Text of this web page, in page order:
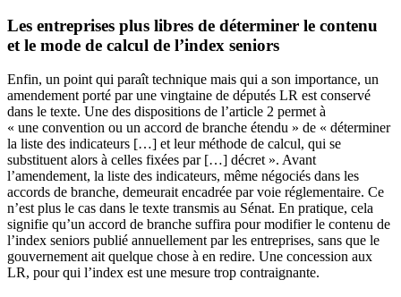
Les entreprises plus libres de déterminer le contenu
et le mode de calcul de l’index seniors
Enfin, un point qui paraît technique mais qui a son importance, un
amendementporté par une vingtaine de députés LR est conservé
dans le texte. Une des dispositions de l’article 2 permet à
« une convention ou un accord de branche étendu » de « déterminer
la liste des indicateurs […] et leur méthode de calcul, qui se
substituent alors à celles fixées par […] décret ». Avant
l’amendement, la liste des indicateurs, même négociés dans les
accords de branche, demeurait encadrée par voie réglementaire. Ce
n’est plus le cas dans le texte transmis au Sénat. En pratique, cela
signifie qu’un accord de branche suffira pour modifier le contenu de
l’index seniors publié annuellement par les entreprises, sans que le
gouvernement ait quelque chose à en redire. Une concession aux
LR, pour qui l’index est une mesure trop contraignante.